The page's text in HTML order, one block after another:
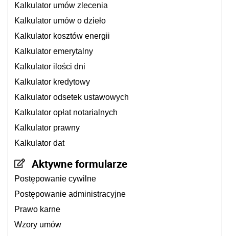
Kalkulator umów zlecenia
Kalkulator umów o dzieło
Kalkulator kosztów energii
Kalkulator emerytalny
Kalkulator ilości dni
Kalkulator kredytowy
Kalkulator odsetek ustawowych
Kalkulator opłat notarialnych
Kalkulator prawny
Kalkulator dat
Aktywne formularze
Postępowanie cywilne
Postępowanie administracyjne
Prawo karne
Wzory umów